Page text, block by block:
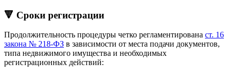
🔻 Сроки регистрации
Продолжительность процедуры четко регламентирована ст. 16
закона № 218-ФЗ в зависимости от места подачи документов,
типа недвижимого имущества и необходимых
регистрационных действий: